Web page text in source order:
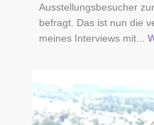
Ausstellungsbesucher
befragt. Das ist nun die
meines Interviews mit ...